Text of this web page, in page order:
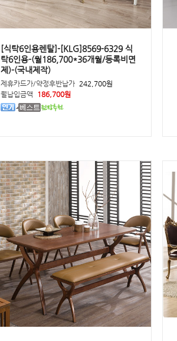
[식탁6인용렌탈]-[KLG]8569-6329 식
탁6인용-(월186,700*36개월/등록비면
제)-(국내제작)
제휴카드가/약정후반납가 242,700원
월납입금액
186,700원